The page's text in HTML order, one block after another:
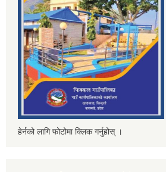
हेर्नको लागि फोटोमा क्लिक गर्नुहोस् ।